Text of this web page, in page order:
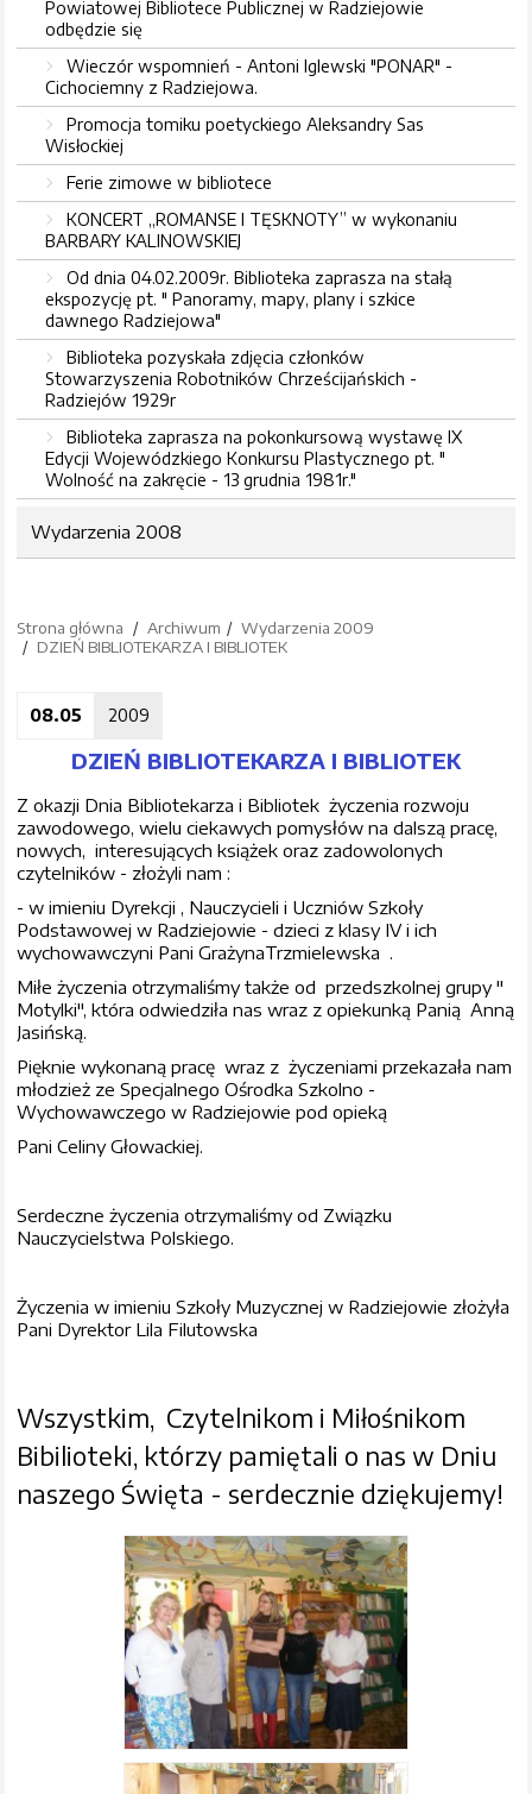
Powiatowej Bibliotece Publicznej w Radziejowie
odbędzie się
Wieczór wspomnień - Antoni Iglewski "PONAR" -
Cichociemny z Radziejowa.
Promocja tomiku poetyckiego Aleksandry Sas
Wisłockiej
Ferie zimowe w bibliotece
KONCERT „ROMANSE I TĘSKNOTY” w wykonaniu
BARBARY KALINOWSKIEJ
Od dnia 04.02.2009r. Biblioteka zaprasza na stałą
ekspozycję pt. " Panoramy, mapy, plany i szkice
dawnego Radziejowa"
Biblioteka pozyskała zdjęcia członków
Stowarzyszenia Robotników Chrześcijańskich -
Radziejów 1929r
Biblioteka zaprasza na pokonkursową wystawę IX
Edycji Wojewódzkiego Konkursu Plastycznego pt. "
Wolność na zakręcie - 13 grudnia 1981r."
Wydarzenia 2008
Strona główna Archiwum
Wydarzenia 2009
DZIEŃ BIBLIOTEKARZA I BIBLIOTEK
08.05 2009
DZIEŃ BIBLIOTEKARZA I BIBLIOTEK
Z okazji Dnia Bibliotekarza i Bibliotek życzenia rozwoju
zawodowego, wielu ciekawych pomysłów na dalszą pracę,
nowych, interesujących książek oraz zadowolonych
czytelników - złożyli nam :
- w imieniu Dyrekcji , Nauczycieli i Uczniów Szkoły
Podstawowej w Radziejowie - dzieci z klasy IV i ich
wychowawczyni Pani GrażynaTrzmielewska .
Miłe życzenia otrzymaliśmy także od przedszkolnej grupy "
Motylki", która odwiedziła nas wraz z opiekunką Panią Anną
Jasińską.
Pięknie wykonaną pracę wraz z życzeniami przekazała nam
młodzież ze Specjalnego Ośrodka Szkolno -
Wychowawczego w Radziejowie pod opieką
Pani Celiny Głowackiej.
Serdeczne życzenia otrzymaliśmy od Związku
Nauczycielstwa Polskiego.
Życzenia w imieniu Szkoły Muzycznej w Radziejowie złożyła
Pani Dyrektor Lila Filutowska
Wszystkim, Czytelnikom i Miłośnikom
Bibilioteki, którzy pamiętali o nas w Dniu
naszego Święta - serdecznie dziękujemy!